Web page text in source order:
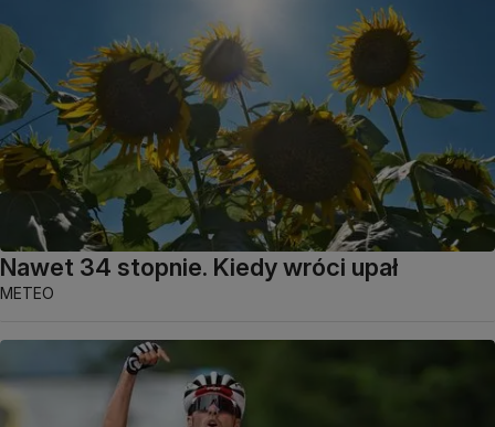
Nawet 34 stopnie. Kiedy wróci upał
METEO